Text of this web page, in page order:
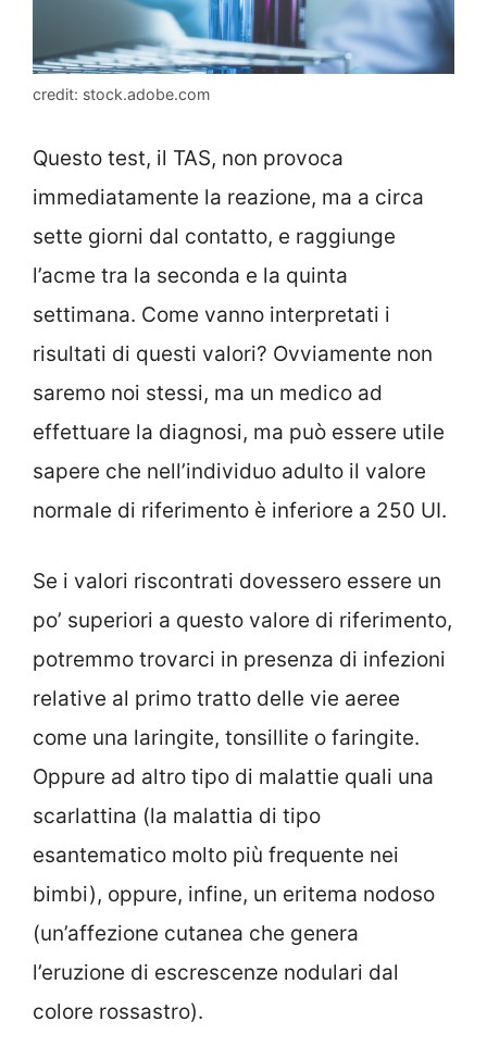
credit: stock.adobe.com
Questo test, il TAS, non provoca
immediatamente la reazione, ma a circa
sette giorni dal contatto, e raggiunge
l’acme tra la seconda e la quinta
settimana. Come vanno interpretati i
risultati di questi valori? Ovviamente non
saremo noi stessi, ma un medico ad
effettuare la diagnosi, ma può essere utile
sapere che nell’individuo adulto il valore
normale di riferimento è inferiore a 250 UI.
Se i valori riscontrati dovessero essere un
po’ superiori a questo valore di riferimento,
potremmo trovarci in presenza di infezioni
relative al primo tratto delle vie aeree
come una laringite, tonsillite o faringite.
Oppure ad altro tipo di malattie quali una
scarlattina (la malattia di tipo
esantematico molto più frequente nei
bimbi), oppure, infine, un eritema nodoso
(un’affezione cutanea che genera
l’eruzione di escrescenze nodulari dal
colore rossastro).